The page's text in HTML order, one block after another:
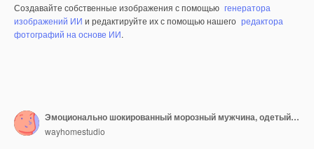
Создавайте собственные изображения с помощью генератора
изображений ИИ и редактируйте их с помощью нашего редактора
фотографий на основе ИИ.
Эмоционально шокированный морозный мужчина, одетый в зимнюю верхнюю одежду, держит замороженную рыбу, и ему очень холодно при низкой температуре в северном месте.
wayhomestudio